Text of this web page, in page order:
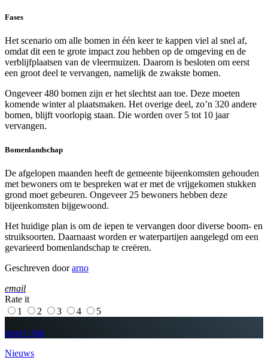
Fases
Het scenario om alle bomen in één keer te kappen viel al snel af,
omdat dit een te grote impact zou hebben op de omgeving en de
verblijfplaatsen van de vleermuizen. Daarom is besloten om eerst
een groot deel te vervangen, namelijk de zwakste bomen.
Ongeveer 480 bomen zijn er het slechtst aan toe. Deze moeten
komende winter al plaatsmaken. Het overige deel, zo’n 320 andere
bomen, blijft voorlopig staan. Die worden over 5 tot 10 jaar
vervangen.
Bomenlandschap
De afgelopen maanden heeft de gemeente bijeenkomsten gehouden
met bewoners om te bespreken wat er met de vrijgekomen stukken
grond moet gebeuren. Ongeveer 25 bewoners hebben deze
bijeenkomsten bijgewoond.
Het huidige plan is om de iepen te vervangen door diverse boom- en
struiksoorten. Daarnaast worden er waterpartijen aangelegd om een
gevarieerd bomenlandschap te creëren.
Geschreven doorarno
email
Rate it
1
2 3 4 5
insert_link
Nieuws